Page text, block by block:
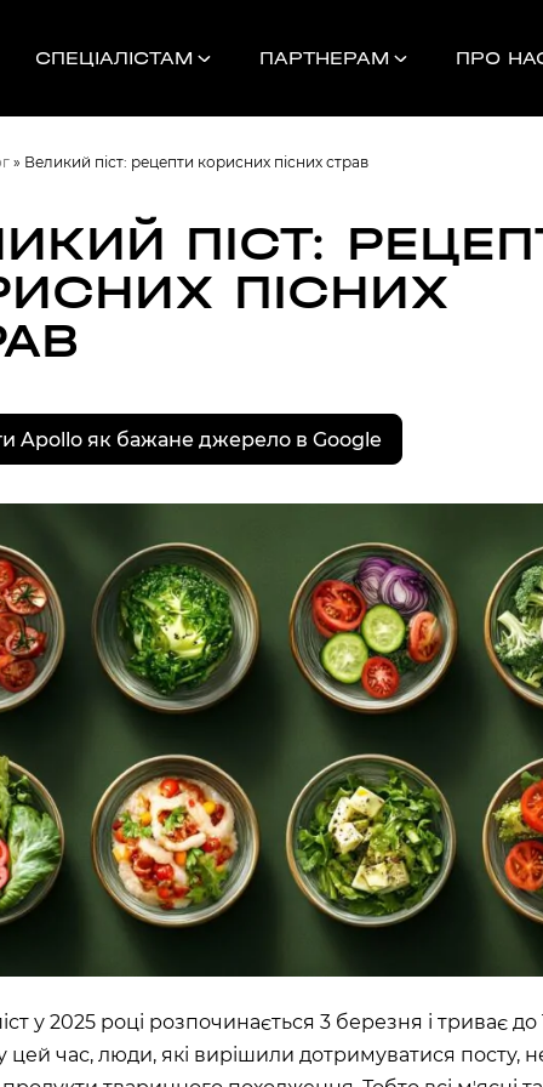
СПЕЦІАЛІСТАМ ПАРТНЕРАМ ПРО
КОМАНДАМ
Найближчі
🌳
» Великий піст: рецепти корисних пісних страв
ПІСТ:
ПІСНИХ
Apollo як бажане джерело в Google
у 2025 році розпочинається 3 березня і триває до
цей час, люди, які вирішили дотримуватися посту,